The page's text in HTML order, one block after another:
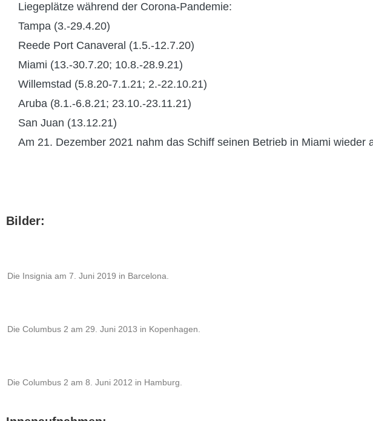
Liegeplätze während der Corona-Pandemie:
Tampa (3.-29.4.20)
Reede Port Canaveral (1.5.-12.7.20)
Miami (13.-30.7.20; 10.8.-28.9.21)
Willemstad (5.8.20-7.1.21; 2.-22.10.21)
Aruba (8.1.-6.8.21; 23.10.-23.11.21)
San Juan (13.12.21)
Am 21. Dezember 2021 nahm das Schiff seinen Betrieb in Miami wieder
Bilder:
Die Insignia am 7. Juni 2019 in Barcelona.
Die Columbus 2 am 29. Juni 2013 in Kopenhagen.
Die Columbus 2 am 8. Juni 2012 in Hamburg.